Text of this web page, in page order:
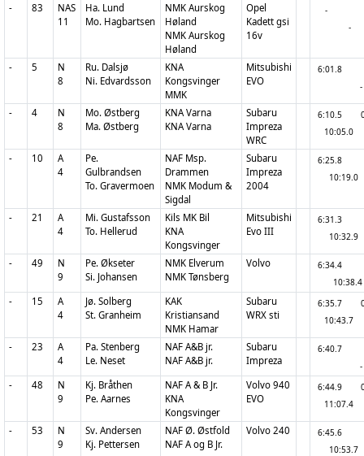
- 83
NAS
11
Ha. Lund
Mo. Hagbartsen
NMK Aurskog
Høland
NMK Aurskog
Høland
Opel
Kadett gsi
16v
-
-
- 5
N
8
Ru. Dalsjø
Ni. Edvardsson
KNA
Kongsvinger
MMK
Mitsubishi
EVO
6:01.8
-
- 4
N
8
Mo. Østberg
Ma. Østberg
KNA Varna
KNA Varna
Subaru
Impreza
WRC
6:10.5
10:05.0
- 10
A
4
Pe.
Gulbrandsen
To. Gravermoen
NAF Msp.
Drammen
NMK Modum &
Sigdal
Subaru
Impreza
2004
6:25.8
10:19.0
- 21
A
4
Mi. Gustafsson
To. Hellerud
Kils MK Bil
KNA
Kongsvinger
Mitsubishi
Evo III
6:31.3
10:32.9
- 49
N
9
Pe. Økseter
Si. Johansen
NMK Elverum
NMK Tønsberg
Volvo
6:34.4
10:38.4
- 15
A
4
Jø. Solberg
St. Granheim
KAK
Kristiansand
NMK Hamar
Subaru
WRX sti
6:35.7
10:43.7
- 23
A
4
Pa. Stenberg
Le. Neset
NAF A&B jr.
NAF A&B jr.
Subaru
Impreza
6:40.7
-
- 48
N
9
Kj. Bråthen
Pe. Aarnes
NAF A & B Jr.
KNA
Kongsvinger
Volvo 940
EVO
6:44.9
11:07.4
- 53
N
9
Sv. Andersen
Kj. Pettersen
NAF Ø. Østfold
NAF A og B Jr.
Volvo 240
6:45.6
10:53.7